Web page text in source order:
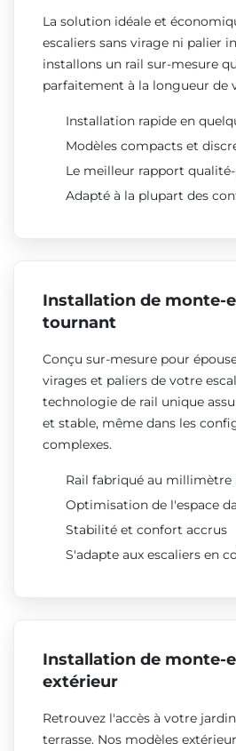
La solution idéale et
escaliers sans virage ni palier
installons un rail sur-mesure
parfaitement à la longueur de
Installation rapide en
Modèles compacts et
Le meilleur rapport
Adapté à la plupart des
Installation de monte-
tournant
Conçu sur-mesure pour
virages et paliers de votre
technologie de rail unique
et stable, même dans les
complexes.
Rail fabriqué au millimètre
Optimisation de l'espace
Stabilité et confort accrus
S'adapte aux escaliers en
Installation de monte-
extérieur
Retrouvez l'accès à votre
terrasse. Nos modèles